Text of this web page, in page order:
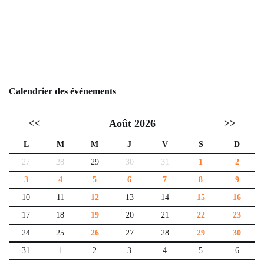
Calendrier des événements
<< Août 2026 >>
L M M J V S
D
27
28 29 30 31 1
2
3
4 5 6 7 8
9
10
11 12 13 14 15
16
17
18 19 20 21 22
23
24
25 26 27 28 29
30
31
1 2 3 4 5 6